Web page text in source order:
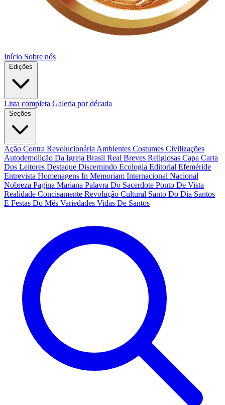
Início Sobre nós
Edições
Lista completa Galeria por década
Seções
Ação Contra Revolucionária Ambientes Costumes Civilizações
Autodemolição Da Igreja Brasil Real Breves Religiosas Capa Carta
Dos Leitores Destaque Discernindo Ecologia Editorial Efeméride
Entrevista Homenagens In Memoriam Internacional Nacional
Nobreza Pagina Mariana Palavra Do Sacerdote Ponto De Vista
Realidade Concisamente Revolução Cultural Santo Do Dia Santos
E Festas Do Mês Variedades Vidas De Santos